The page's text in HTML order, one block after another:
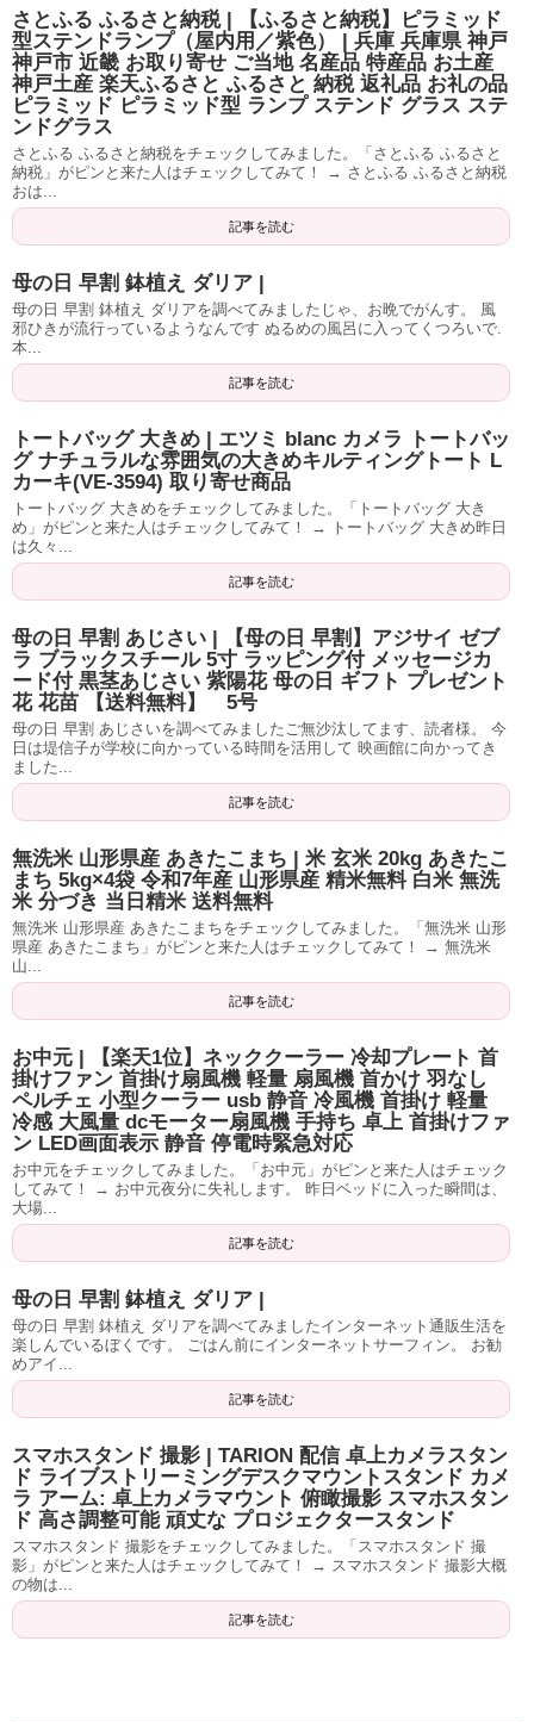
さとふる ふるさと納税 | 【ふるさと納税】ピラミッド
型ステンドランプ（屋内用／紫色） | 兵庫 兵庫県 神戸
神戸市 近畿 お取り寄せ ご当地 名産品 特産品 お土産
神戸土産 楽天ふるさと ふるさと 納税 返礼品 お礼の品
ピラミッド ピラミッド型 ランプ ステンド グラス ステ
ンドグラス
さとふる ふるさと納税をチェックしてみました。「さとふる ふるさと
納税」がピンと来た人はチェックしてみて！ → さとふる ふるさと納税
おは...
記事を読む
母の日 早割 鉢植え ダリア |
母の日 早割 鉢植え ダリアを調べてみましたじゃ、お晩でがんす。 風
邪ひきが流行っているようなんです ぬるめの風呂に入ってくつろいで.
本...
記事を読む
トートバッグ 大きめ | エツミ blanc カメラ トートバッ
グ ナチュラルな雰囲気の大きめキルティングトート L
カーキ(VE-3594) 取り寄せ商品
トートバッグ 大きめをチェックしてみました。「トートバッグ 大き
め」がピンと来た人はチェックしてみて！ → トートバッグ 大きめ昨日
は久々...
記事を読む
母の日 早割 あじさい | 【母の日 早割】アジサイ ゼブ
ラ ブラックスチール 5寸 ラッピング付 メッセージカ
ード付 黒茎あじさい 紫陽花 母の日 ギフト プレゼント
花 花苗 【送料無料】 5号
母の日 早割 あじさいを調べてみましたご無沙汰してます、読者様。 今
日は堤信子が学校に向かっている時間を活用して 映画館に向かってき
ました...
記事を読む
無洗米 山形県産 あきたこまち | 米 玄米 20kg あきたこ
まち 5kg×4袋 令和7年産 山形県産 精米無料 白米 無洗
米 分づき 当日精米 送料無料
無洗米 山形県産 あきたこまちをチェックしてみました。「無洗米 山形
県産 あきたこまち」がピンと来た人はチェックしてみて！ → 無洗米
山...
記事を読む
お中元 | 【楽天1位】ネッククーラー 冷却プレート 首
掛けファン 首掛け扇風機 軽量 扇風機 首かけ 羽なし
ペルチェ 小型クーラー usb 静音 冷風機 首掛け 軽量
冷感 大風量 dcモーター扇風機 手持ち 卓上 首掛けファ
ン LED画面表示 静音 停電時緊急対応
お中元をチェックしてみました。「お中元」がピンと来た人はチェック
してみて！ → お中元夜分に失礼します。 昨日ベッドに入った瞬間は、
大場...
記事を読む
母の日 早割 鉢植え ダリア |
母の日 早割 鉢植え ダリアを調べてみましたインターネット通販生活を
楽しんでいるぼくです。 ごはん前にインターネットサーフィン。 お勧
めアイ...
記事を読む
スマホスタンド 撮影 | TARION 配信 卓上カメラスタン
ド ライブストリーミングデスクマウントスタンド カメ
ラ アーム: 卓上カメラマウント 俯瞰撮影 スマホスタン
ド 高さ調整可能 頑丈な プロジェクタースタンド
スマホスタンド 撮影をチェックしてみました。「スマホスタンド 撮
影」がピンと来た人はチェックしてみて！ → スマホスタンド 撮影大概
の物は...
記事を読む